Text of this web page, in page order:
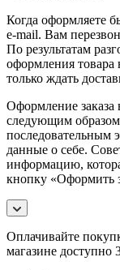
Когда оформляете
e-mail. Вам
По результатам
оформления товара
только ждать
Оформление заказа
следующим
последовательным
данные о себе.
информацию,
кнопку «Оформить
Оплачивайте
магазине доступно